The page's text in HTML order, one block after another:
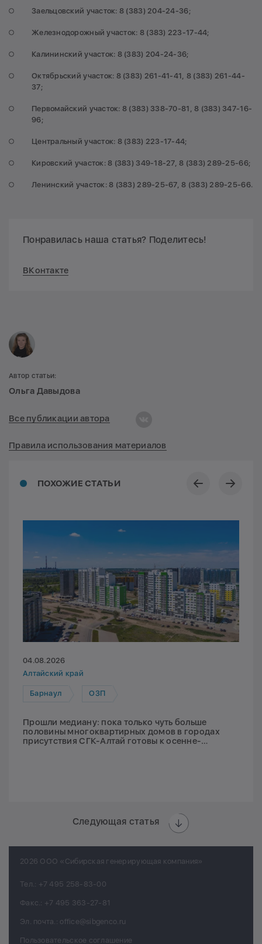
Заельцовский участок: 8 (383) 204-24-36;
Железнодорожный участок: 8 (383) 223-17-44;
Калининский участок: 8 (383) 204-24-36;
Октябрьский участок: 8 (383) 261-41-41, 8 (383) 261-44-
37;
Первомайский участок: 8 (383) 338-70-81, 8 (383) 347-16-
96;
Центральный участок: 8 (383) 223-17-44;
Кировский участок: 8 (383) 349-18-27, 8 (383) 289-25-66;
Ленинский участок: 8 (383) 289-25-67, 8 (383) 289-25-66.
Понравилась наша статья? Поделитесь!
ВКонтакте
ПОХОЖИЕ СТАТЬИ
04.08.2026
Алтайский край
Барнаул ОЗП
Прошли медиану: пока только чуть больше
половины многоквартирных домов в городах
присутствия СГК-Алтай готовы к осенне-
Следующая статья
Автор статьи:
Ольга Давыдова
Все публикации автора
Правила использования материалов
2026 ООО «Сибирская генерирующая компания»
Тел.: +7 495 258-83-00
Факс.: +7 495 363-27-81
Эл. почта.: office@sibgenco.ru
Пользовательское соглашение